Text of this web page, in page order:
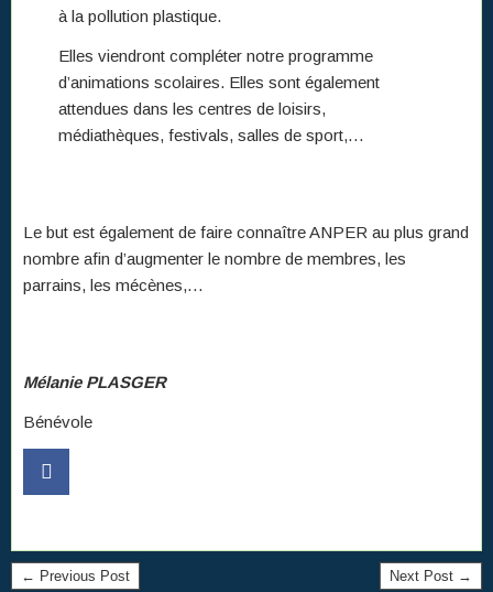
à la pollution plastique.
Elles viendront compléter notre programme
d’animations scolaires. Elles sont également
attendues dans les centres de loisirs,
médiathèques, festivals, salles de sport,…
Le but est également de faire connaître ANPER au plus grand
nombre afin d’augmenter le nombre de membres, les
parrains, les mécènes,…
Mélanie PLASGER
Bénévole
← Previous Post Next Post →